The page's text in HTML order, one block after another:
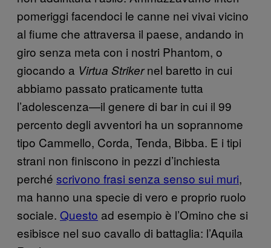
pomeriggi facendoci le canne nei vivai vicino
al fiume che attraversa il paese, andando in
giro senza meta con i nostri Phantom, o
giocando a Virtua Strikernel baretto in cui
abbiamo passato praticamente tutta
l’adolescenza—il genere di bar in cui il 99
percento degli avventori ha un soprannome
tipo Cammello, Corda, Tenda, Bibba. E i tipi
strani non finiscono in pezzi d’inchiesta
perché scrivono frasi senza senso sui muri,
ma hanno una specie di vero e proprio ruolo
sociale. Questo ad esempio è l’Omino che si
esibisce nel suo cavallo di battaglia: l’Aquila